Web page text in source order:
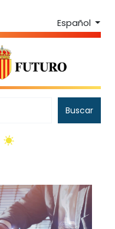
Español
Buscar